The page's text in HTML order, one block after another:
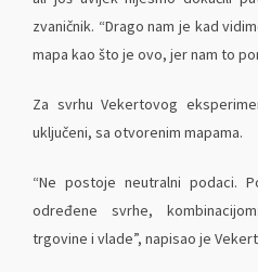
zvaničnik. “Drago nam je kad
mapa kao što je ovo, jer nam to
Za svrhu Vekertovog
uključeni, sa otvorenim mapama.
“Ne postoje neutralni podaci.
određene svrhe,
trgovine i vlade”, napisao je